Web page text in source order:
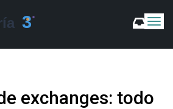
C
m
exchanges: todo